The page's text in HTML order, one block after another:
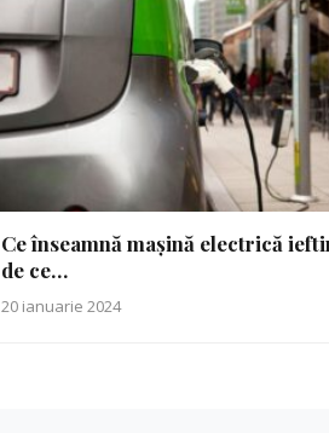
Ce înseamnă mașină electrică
de ce…
20 ianuarie 2024